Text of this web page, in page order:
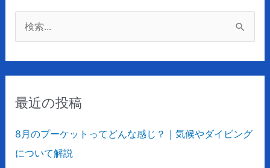
:最近の投稿
8月のプーケットってどんな感じ？｜気候やダイビング
について解説